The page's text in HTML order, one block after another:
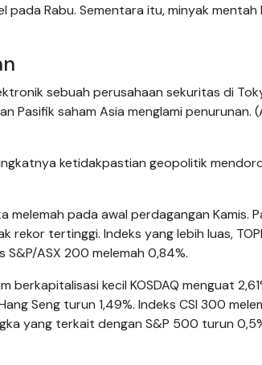
Rabu. Sementara itu, minyak mentah
sebuah perusahaan sekuritas di
Pasifik saham Asia menglami penurunan.
ketidakpastian geopolitik
pada awal perdagangan Kamis.
rekor tertinggi. Indeks yang lebih luas,
ASX 200 melemah 0,84%.
berkapitalisasi kecil KOSDAQ menguat
Seng turun 1,49%. Indeks CSI 300
yang terkait dengan S&P 500 turun